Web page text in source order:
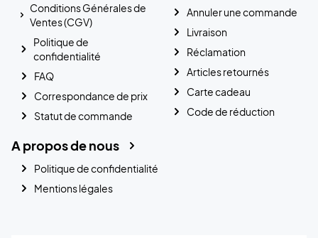
Conditions Générales de
Ventes (CGV)
Politique de
confidentialité
FAQ
Correspondance de prix
Statut de commande
Annuler une commande
Livraison
Réclamation
Articles retournés
Carte cadeau
Code de réduction
A propos de nous
Politique de confidentialité
Mentions légales